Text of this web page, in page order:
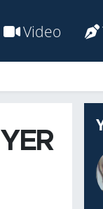
Video